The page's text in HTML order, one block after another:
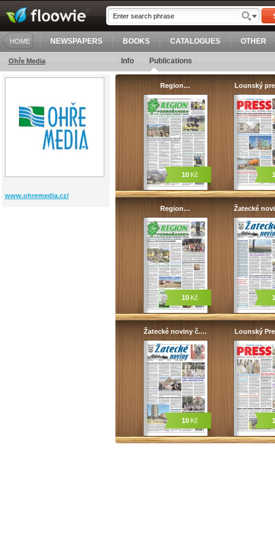
HOME NEWSPAPERS BOOKS CATALOGUES OTHER
Ohře Media Info Publications
www.ohremedia.cz/
Region…
10Kč
Lounský
Region…
10Kč
Žatecké
Žatecké noviny č.…
10Kč
Lounský